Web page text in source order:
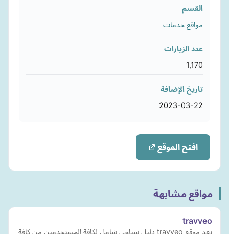
القسم
مواقع خدمات
عدد الزيارات
1,170
تاريخ الإضافة
2023-03-22
افتح الموقع
مواقع مشابهة
travveo
يعد موقع travveo دليل سياحي شامل لكافة المستخدمين من كافة